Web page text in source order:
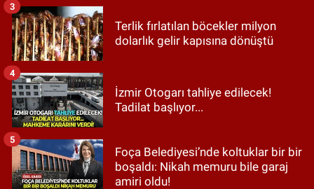
Terlik fırlatılan böcekler milyon
dolarlık gelir kapısına dönüştü
3
İzmir Otogarı tahliye edilecek!
Tadilat başlıyor...
4
Foça Belediyesi’nde koltuklar bir bir
boşaldı: Nikah memuru bile garaj
amiri oldu!
5